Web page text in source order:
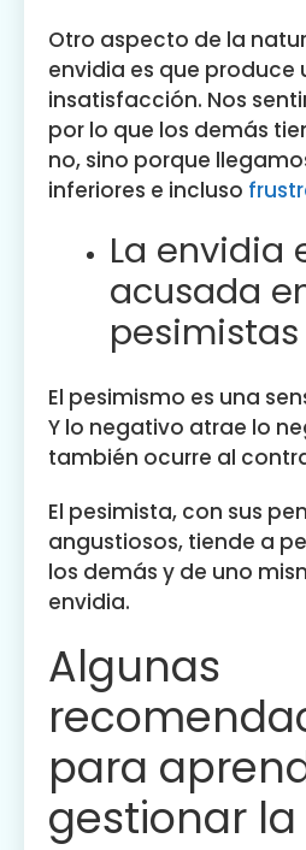
Otro aspecto de la
envidia es que produce
insatisfacción. Nos
por lo que los demás
no, sino porque
inferiores e incluso
La envidia
acusada
pesimistas
El pesimismo es una
Y lo negativo atrae lo
también ocurre al
El pesimista, con sus
angustiosos, tiende a
los demás y de uno
envidia.
Algunas
para
gestionar